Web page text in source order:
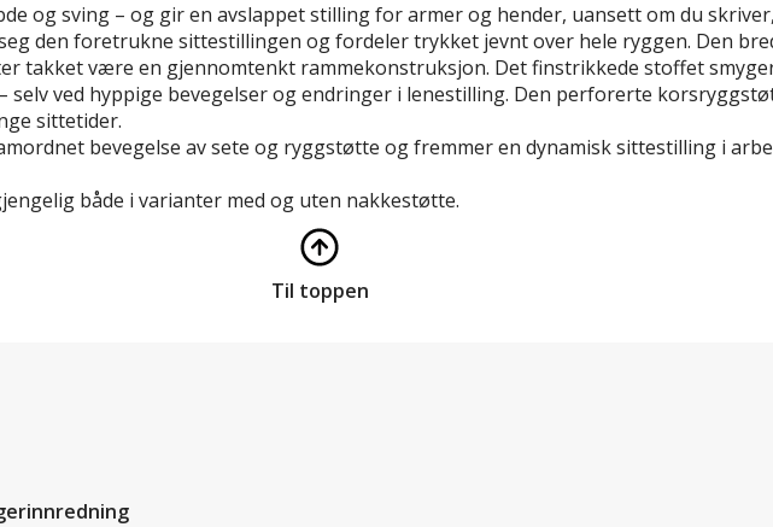
og sving – og gir en avslappet stilling for armer og hender, uansett om du
den foretrukne sittestillingen og fordeler trykket jevnt over hele ryggen. Den
takket være en gjennomtenkt rammekonstruksjon. Det finstrikkede stoffet
ved hyppige bevegelser og endringer i lenestilling. Den perforerte
sittetider.
bevegelse av sete og ryggstøtte og fremmer en dynamisk sittestilling i
både i varianter med og uten nakkestøtte.
Til toppen